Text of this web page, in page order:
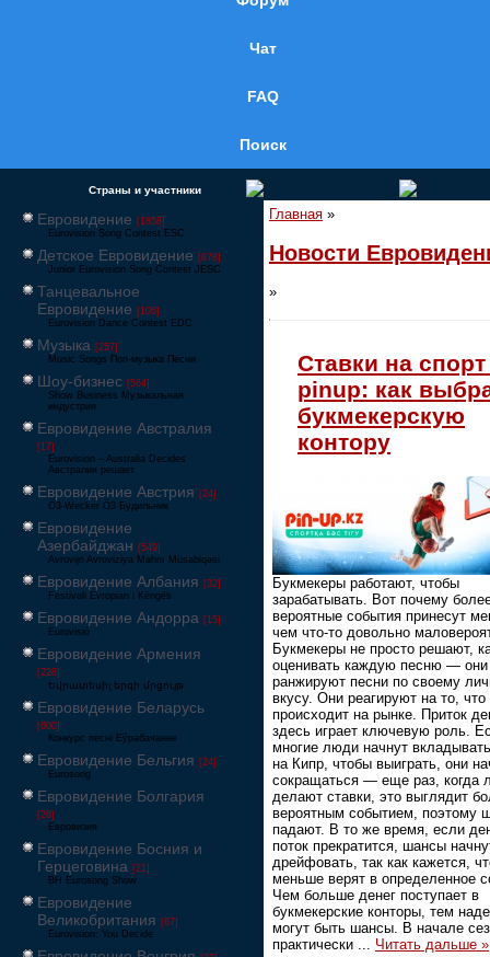
Чат
FAQ
Поиск
Страны и участники
Евровидение [1858]
Eurovision Song Contest ESC
Детское Евровидение [878]
Junior Eurovision Song Contest JESC
Танцевальное
Евровидение [106]
Eurovision Dance Contest EDC
Музыка [257]
Music Songs Поп-музыка Песни
Шоу-бизнес [564]
Show Business Музыкальная
индустрия
Евровидение Австралия
[17]
Eurovision – Australia Decides
Австралия решает
Евровидение Австрия [24]
Ö3-Wecker Ö3 Будильник
Евровидение
Азербайджан [549]
Avrovijn Avroviziya Mahnı Müsabiqəsi
Евровидение Албания [32]
Festivali Evropian i Këngës
Евровидение Андорра [15]
Eurovisió
Евровидение Армения
[228]
Եվրատեսիլ երգի մրցույթ
Евровидение Беларусь
[600]
Конкурс песні Еўрабачанне
Евровидение Бельгия [24]
Eurosong
Евровидение Болгария
[26]
Евровизия
Евровидение Босния и
Герцеговина [21]
BH Eurosong Show
Евровидение
Великобритания [67]
Eurovision: You Decide
Главная »
Новости
»
Ставки на
pinup: как
букмекерскую
контору
Букмекеры работают, чтобы
зарабатывать. Вот почему
вероятные события принесут
чем что-то довольно
Букмекеры не просто решают,
оценивать каждую песню — они
ранжируют песни по своему
вкусу. Они реагируют на то, что
происходит на рынке. Приток
здесь играет ключевую роль.
многие люди начнут
на Кипр, чтобы выиграть, они
сокращаться — еще раз, когда
делают ставки, это выглядит
вероятным событием, поэтому
падают. В то же время, если
поток прекратится, шансы
дрейфовать, так как кажется,
меньше верят в определенное
Чем больше денег поступает в
букмекерские конторы, тем
могут быть шансы. В начале
практически ... Читать дальше »